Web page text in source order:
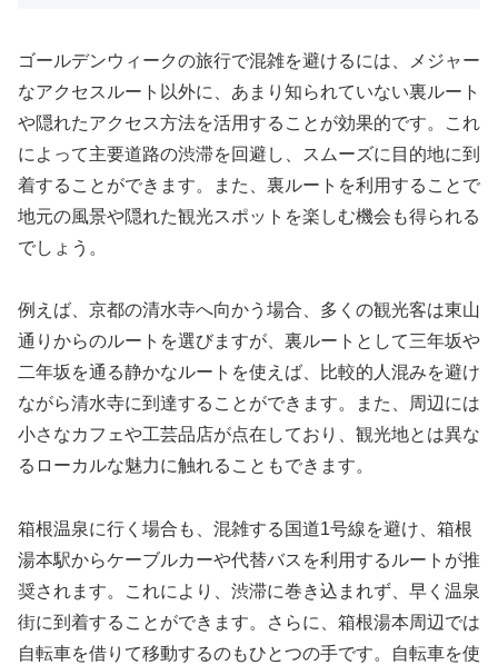
ゴールデンウィークの旅行で混雑を避けるには、メジャー
なアクセスルート以外に、あまり知られていない裏ルート
や隠れたアクセス方法を活用することが効果的です。これ
によって主要道路の渋滞を回避し、スムーズに目的地に到
着することができます。また、裏ルートを利用することで
地元の風景や隠れた観光スポットを楽しむ機会も得られる
でしょう。
例えば、京都の清水寺へ向かう場合、多くの観光客は東山
通りからのルートを選びますが、裏ルートとして三年坂や
二年坂を通る静かなルートを使えば、比較的人混みを避け
ながら清水寺に到達することができます。また、周辺には
小さなカフェや工芸品店が点在しており、観光地とは異な
るローカルな魅力に触れることもできます。
箱根温泉に行く場合も、混雑する国道1号線を避け、箱根
湯本駅からケーブルカーや代替バスを利用するルートが推
奨されます。これにより、渋滞に巻き込まれず、早く温泉
街に到着することができます。さらに、箱根湯本周辺では
自転車を借りて移動するのもひとつの手です。自転車を使